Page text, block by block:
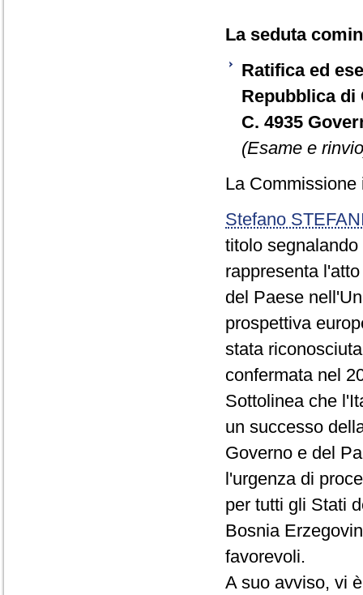
La seduta
Ratifica ed
Repubblica di
C. 4935
(Esame e
La
Stefano
titolo
rappresenta
del Paese
prospettiva
stata
confermata nel
Sottolinea che
un successo
Governo e del
l'urgenza di
per tutti gli Stati
Bosnia
favorevoli.
A suo avviso, vi